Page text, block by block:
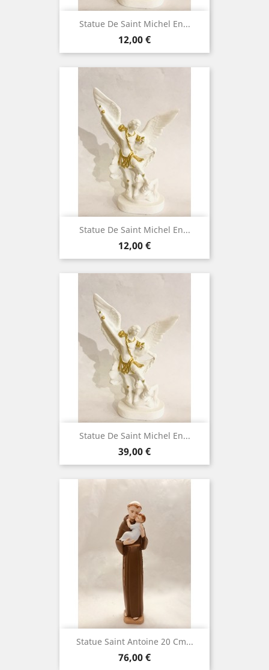
Statue De Saint Michel En...
Prix
12,00 €
Statue De Saint Michel En...
Prix
12,00 €
Statue De Saint Michel En...
Prix
39,00 €
Statue Saint Antoine 20 Cm...
Prix
76,00 €